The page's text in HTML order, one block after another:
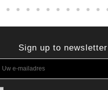
Sign up to newsletter